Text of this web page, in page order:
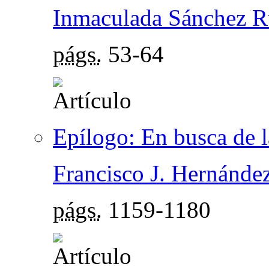
Inmaculada Sánchez
págs. 53-64
Epílogo: En busca de
Francisco J.
págs. 1159-1180